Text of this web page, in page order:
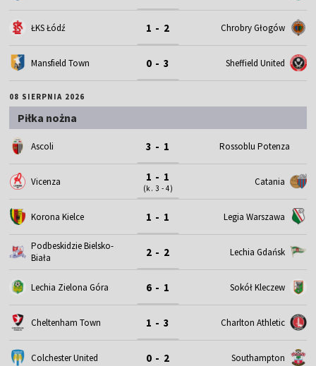
ŁKS Łódź 1 - 2 Chrobry Głogów
Mansfield Town 0 - 3 Sheffield United
08 SIERPNIA 2026
Piłka nożna
Ascoli 3 - 1 Rossoblu Potenza
Vicenza 1 - 1
(k. 3 - 4)
Catania
Korona Kielce 1 - 1 Legia Warszawa
Podbeskidzie Bielsko-
Biała
2 - 2 Lechia Gdańsk
Lechia Zielona Góra 6 - 1 Sokół Kleczew
Cheltenham Town 1 - 3 Charlton Athletic
Colchester United 0 - 2 Southampton